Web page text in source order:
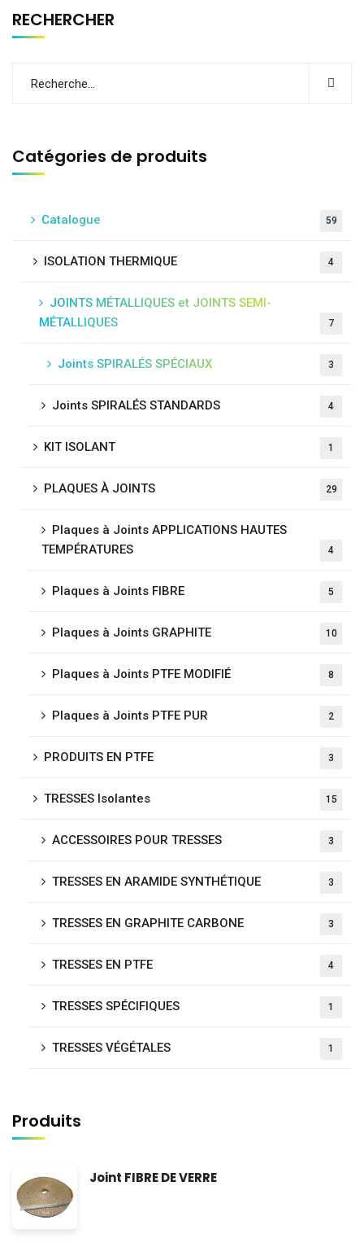
RECHERCHER
Catégories de produits
Catalogue 59
ISOLATION THERMIQUE 4
JOINTS MÉTALLIQUES et JOINTS SEMI-
MÉTALLIQUES
7
Joints SPIRALÉS SPÉCIAUX 3
Joints SPIRALÉS STANDARDS 4
KIT ISOLANT 1
PLAQUES À JOINTS 29
Plaques à Joints APPLICATIONS HAUTES
TEMPÉRATURES
4
Plaques à Joints FIBRE 5
Plaques à Joints GRAPHITE 10
Plaques à Joints PTFE MODIFIÉ 8
Plaques à Joints PTFE PUR 2
PRODUITS EN PTFE 3
TRESSES Isolantes 15
ACCESSOIRES POUR TRESSES 3
TRESSES EN ARAMIDE SYNTHÉTIQUE 3
TRESSES EN GRAPHITE CARBONE 3
TRESSES EN PTFE 4
TRESSES SPÉCIFIQUES 1
TRESSES VÉGÉTALES 1
Produits
Joint FIBRE DE VERRE